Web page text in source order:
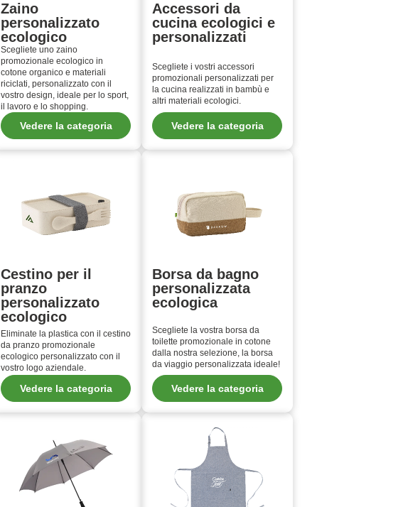
Zaino
personalizzato
ecologico
Scegliete uno zaino
promozionale ecologico in
cotone organico e materiali
riciclati, personalizzato con il
vostro design, ideale per lo sport,
il lavoro e lo shopping.
Vedere la categoria
Accessori da
cucina ecologici e
personalizzati
Scegliete i vostri accessori
promozionali personalizzati per
la cucina realizzati in bambù e
altri materiali ecologici.
Vedere la categoria
Cestino per il
pranzo
personalizzato
ecologico
Eliminate la plastica con il cestino
da pranzo promozionale
ecologico personalizzato con il
vostro logo aziendale.
Vedere la categoria
Borsa da bagno
personalizzata
ecologica
Scegliete la vostra borsa da
toilette promozionale in cotone
dalla nostra selezione, la borsa
da viaggio personalizzata ideale!
Vedere la categoria